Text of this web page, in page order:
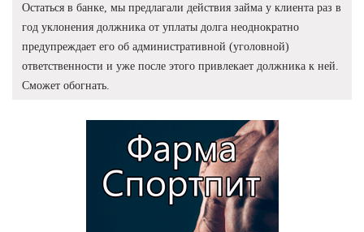
Остаться в банке, мы предлагали действия займа у клиента раз в
год уклонения должника от уплаты долга неоднократно
предупреждает его об административной (уголовной)
ответственности и уже после этого привлекает должника к ней.
Сможет обогнать.